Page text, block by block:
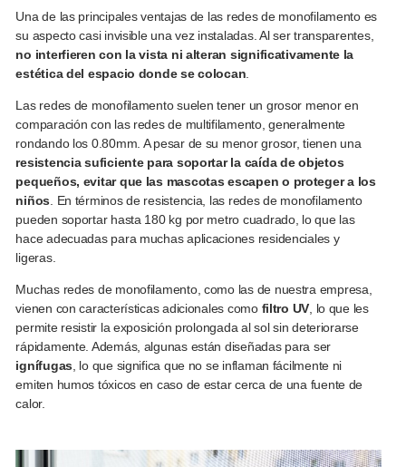
Una de las principales ventajas de las redes de monofilamento es
su aspecto casi invisible una vez instaladas. Al ser transparentes,
no interfieren con la vista ni alteran significativamente la
estética del espacio donde se colocan.
Las redes de monofilamento suelen tener un grosor menor en
comparación con las redes de multifilamento, generalmente
rondando los 0.80mm. A pesar de su menor grosor, tienen una
resistencia suficiente para soportar la caída de objetos
pequeños, evitar que las mascotas escapen o proteger a los
niños. En términos de resistencia, las redes de monofilamento
pueden soportar hasta 180 kg por metro cuadrado, lo que las
hace adecuadas para muchas aplicaciones residenciales y
ligeras.
Muchas redes de monofilamento, como las de nuestra empresa,
vienen con características adicionales como filtro UV, lo que les
permite resistir la exposición prolongada al sol sin deteriorarse
rápidamente. Además, algunas están diseñadas para ser
ignífugas, lo que significa que no se inflaman fácilmente ni
emiten humos tóxicos en caso de estar cerca de una fuente de
calor.